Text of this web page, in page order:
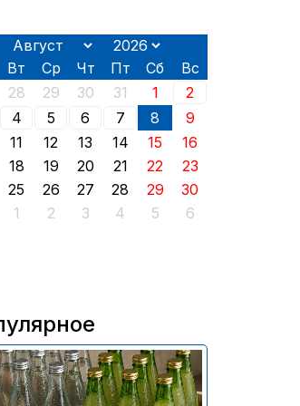
Вт Ср Чт Пт Сб
Вс
28 29 30 31 1
2
4 5 6 7 8
9
11 12 13 14 15
16
18 19 20 21 22
23
25 26 27 28 29
30
1 2 3 4 5 6
В России приостановили
продажу более 70 тыс.